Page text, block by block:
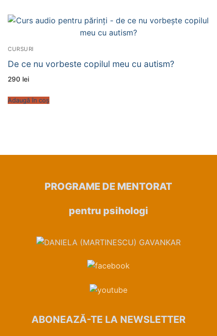
CURSURI
De ce nu vorbeste copilul meu cu autism?
290 lei
Adaugă în coș
PROGRAME DE MENTORAT
pentru psihologi
ABONEAZĂ-TE LA NEWSLETTER